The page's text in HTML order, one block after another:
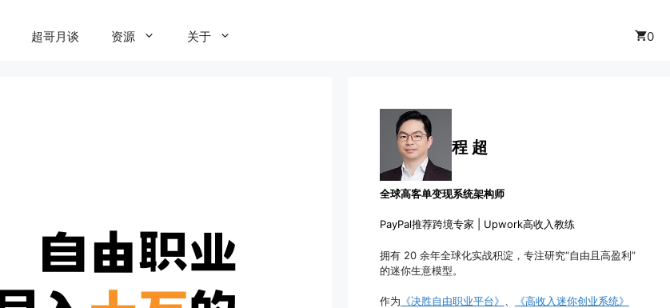
超哥月谈 资源 关于 0
程 超
全球高客单变现系统架构师
PayPal推荐跨境专家 | Upwork高收入教练
拥有 20 余年全球化实战积淀，专注研究“自由且高盈利”
的迷你生意模型。
作为 《决胜自由职业平台》
《高收入迷你创业系统》